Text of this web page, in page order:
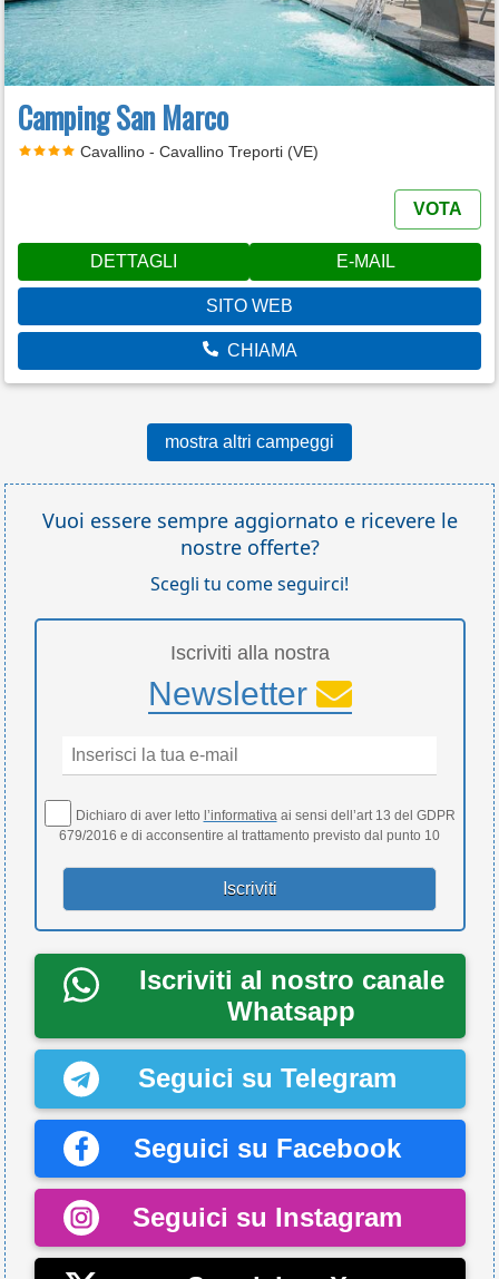
Camping San Marco
Cavallino - Cavallino Treporti (VE)
VOTA
DETTAGLI E-MAIL
SITO WEB
CHIAMA
mostra altri campeggi
Vuoi essere sempre aggiornato e ricevere le
nostre offerte?
Scegli tu come seguirci!
Iscriviti alla nostra
Newsletter
Dichiaro di aver letto l’informativa ai sensi dell’art 13 del GDPR
679/2016 e di acconsentire al trattamento previsto dal punto 10
Iscriviti al nostro canale
Whatsapp
Seguici su Telegram
Seguici su Facebook
Seguici su Instagram